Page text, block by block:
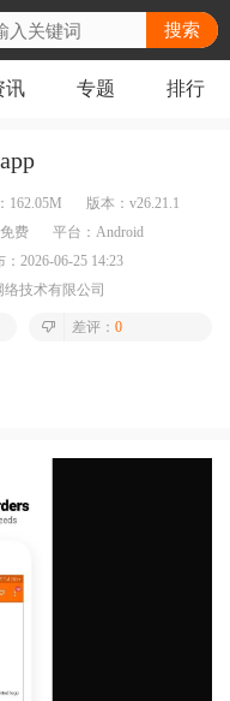
搜索
讯 专题 排行
162.05M 版本： v26.21.1
免费 平台： Android
2026-06-25 14:23
技术有限公司
差评： 0